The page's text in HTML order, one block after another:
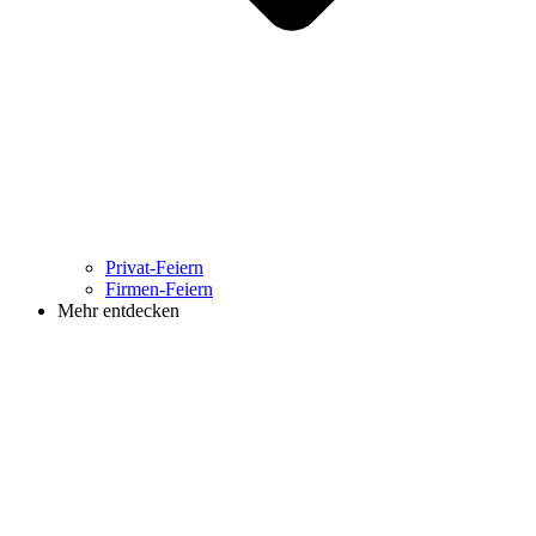
Privat-Feiern
Firmen-Feiern
Mehr entdecken